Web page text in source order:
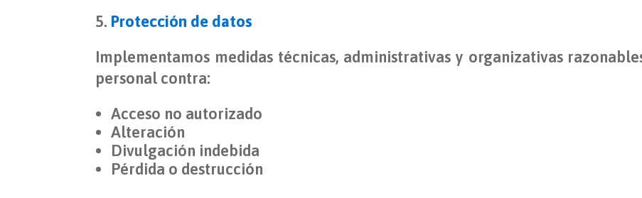
Protección de datos
Implementamos medidas técnicas, administrativas y organizativas
personal contra:
Acceso no autorizado
Alteración
Divulgación indebida
Pérdida o destrucción